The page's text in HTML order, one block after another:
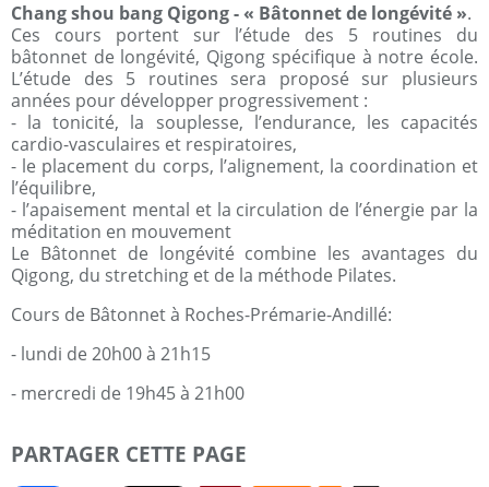
Chang shou bang Qigong - « Bâtonnet de longévité ».
Ces cours portent sur l’étude des 5 routines du
bâtonnet de longévité, Qigong spécifique à notre école.
L’étude des 5 routines sera proposé sur plusieurs
années pour développer progressivement :
- la tonicité, la souplesse, l’endurance, les capacités
cardio-vasculaires et respiratoires,
- le placement du corps, l’alignement, la coordination et
l’équilibre,
- l’apaisement mental et la circulation de l’énergie par la
méditation en mouvement
Le Bâtonnet de longévité combine les avantages du
Qigong, du stretching et de la méthode Pilates.
Cours de Bâtonnet à Roches-Prémarie-Andillé:
- lundi de 20h00 à 21h15
- mercredi de 19h45 à 21h00
PARTAGER CETTE PAGE